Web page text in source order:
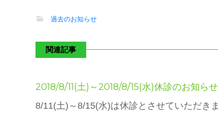
-過去のお知らせ
関連記事
2018/8/11(土)～2018/8/15(水)休診のお知らせ
8/11(土)～8/15(水)は休診とさせていただき